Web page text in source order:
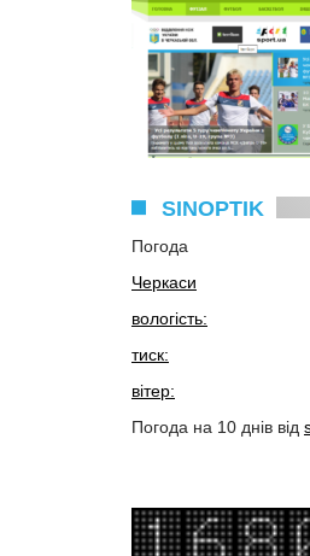
SINOPTIK
Погода
Черкаси
вологість:
тиск:
вітер:
Погода на 10 днів від